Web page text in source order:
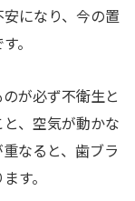
になり、今の置
。
が必ず不衛生と
、空気が動かな
なると、歯ブラ
す。